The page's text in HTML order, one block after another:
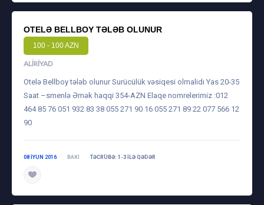
OTELƏ BELLBOY TƏLƏB OLUNUR
100 - 100 AZN
ALIRIYAD
Otelə Bellboy tələb olunur Surücülük vəsiqesi olmalidı Yas 20-35
Saat –smenlə Əmək haqqi 354-AZN Elaqe nomrelerimiz :012
464 85 76 051 932 83 38 055 271 90 16 055 271 89 22 077 566 12
90
08 IYUN 2016 BAKI TƏCRÜBƏ: 1-3 ILƏ QƏDƏR